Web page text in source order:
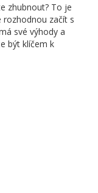
zhubnout? To je
rozhodnou začít s
své výhody a
být klíčem k